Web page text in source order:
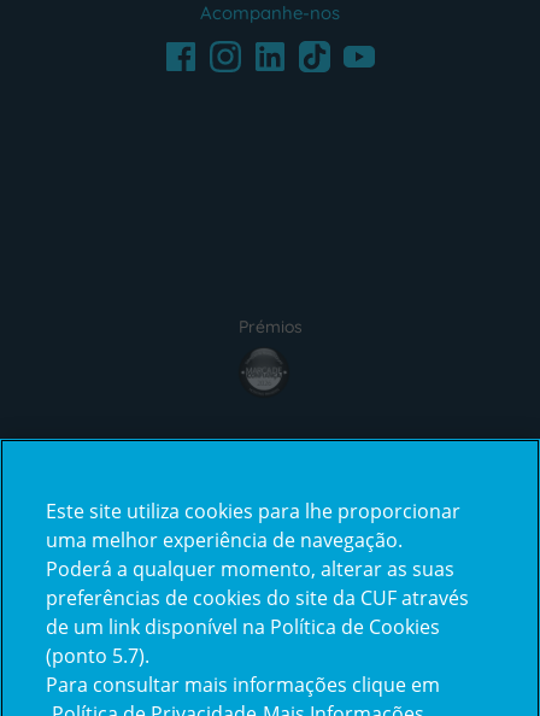
Acompanhe-nos
FacebookInstagramLinkedInTikTokYoutube
Prémios
Reclamações
Este site utiliza cookies para lhe proporcionar
uma melhor experiência de navegação.
Poderá a qualquer momento, alterar as suas
preferências de cookies do site da CUF através
de um link disponível na Política de Cookies
(ponto 5.7).
Para consultar mais informações clique em